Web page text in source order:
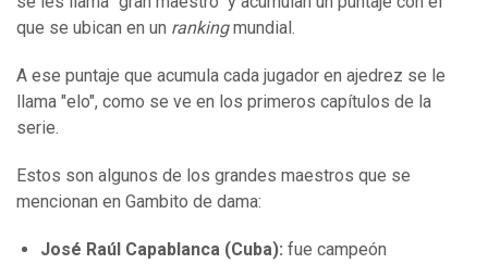
que se ubican en un rankingmundial.
A ese puntaje que acumula cada jugador en ajedrez se le
llama "elo", como se ve en los primeros capítulos de la
serie.
Estos son algunos de los grandes maestros que se
mencionan en Gambito de dama:
José Raúl Capablanca (Cuba): fue campeón